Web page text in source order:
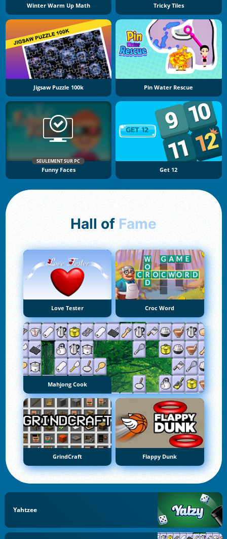
Winter Warm Up Math Tricky Tiles
Jigsaw Puzzle 100k Pin Water Rescue
SEULEMENT SUR PC
Funny Faces Get 12
Hall of Fame
Love Tester Croc Word
Mahjong Cook
GrindCraft Flappy Dunk
Yahtzee